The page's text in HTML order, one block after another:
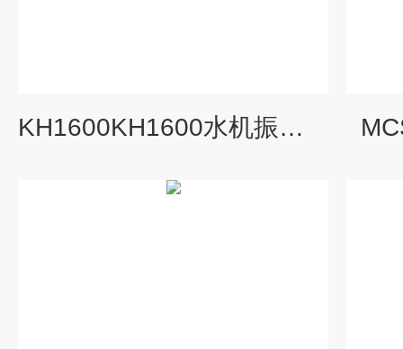
KH1600KH1600水机振动监测仪